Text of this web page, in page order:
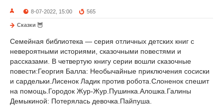
8-07-2022, 15:00 565
Сказки 🦉
Семейная библиотека — серия отличных детских книг с
невероятными историями, сказочными повестями и
рассказами. В четвертую книгу серии вошли сказочные
повести:Георгия Балла: Необычайные приключения сосиски
и сардельки.Лисенок Ладик против робота.Слоненок спешит
на помощь.Городок Жур-Жур.Пушинка.Алошка.Галины
Демыкиной: Потерялась девочка.Пайпуша.